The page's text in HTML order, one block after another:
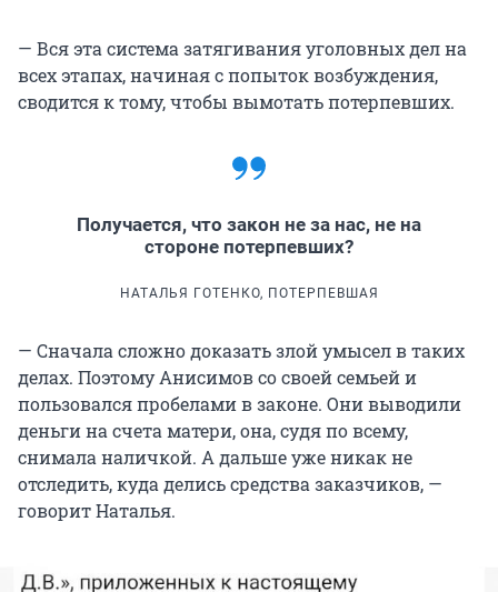
— Вся эта система затягивания уголовных дел на
всех этапах, начиная с попыток возбуждения,
сводится к тому, чтобы вымотать потерпевших.
Получается, что закон не за нас, не на
стороне потерпевших?
НАТАЛЬЯ ГОТЕНКО, ПОТЕРПЕВШАЯ
— Сначала сложно доказать злой умысел в таких
делах. Поэтому Анисимов со своей семьей и
пользовался пробелами в законе. Они выводили
деньги на счета матери, она, судя по всему,
снимала наличкой. А дальше уже никак не
отследить, куда делись средства заказчиков, —
говорит Наталья.